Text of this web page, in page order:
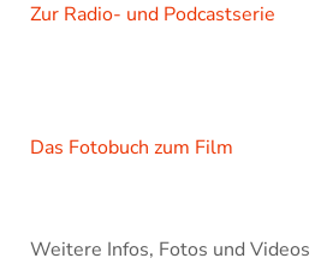
Das Fotobuch zum Film
Zur Radio- und Podcastserie
Weitere Infos, Fotos und